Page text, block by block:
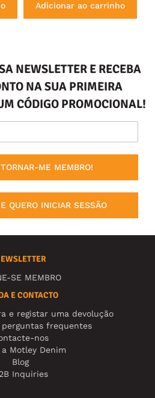
Adicionar ao carrinho
NEWSLETTER E RECEBA
NA SUA PRIMEIRA
CÓDIGO PROMOCIONAL!
ME MEMBRO!
QUERO INICIAR SESSÃO
SE MEMBRO
E CONTACTO
e registar uma devolução
perguntas frequentes
nos
a Motley Denim
Blog
Inquiries